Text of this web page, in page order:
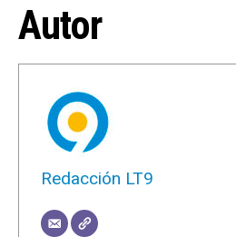
Autor
Redacción LT9